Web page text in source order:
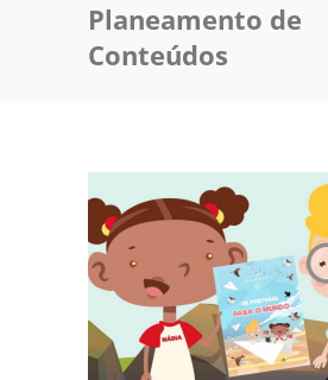
Planeamento de
Conteúdos